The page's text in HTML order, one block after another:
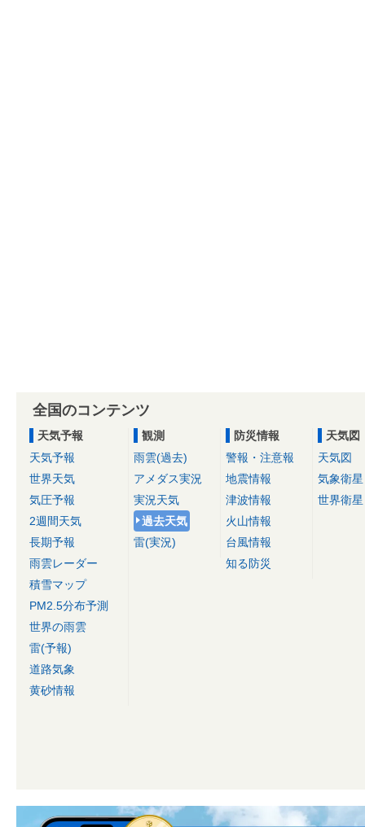
全国のコンテンツ
天気予報
天気予報
世界天気
気圧予報
2週間天気
長期予報
雨雲レーダー
積雪マップ
PM2.5分布予測
世界の雨雲
雷(予報)
道路気象
黄砂情報
観測
雨雲(過去)
アメダス実況
実況天気
過去天気
雷(実況)
防災情報
警報・注意報
地震情報
津波情報
火山情報
台風情報
知る防災
天気図
天気図
気象衛星
世界衛星